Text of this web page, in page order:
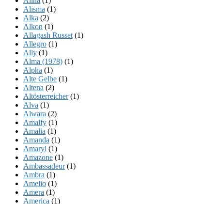
Alisma (1)
Alka (2)
Alkon (1)
Allagash Russet (1)
Allegro (1)
Ally (1)
Alma (1978) (1)
Alpha (1)
Alte Gelbe (1)
Altena (2)
Altösterreicher(1)
Alva (1)
Alwara (2)
Amalfy (1)
Amalia (1)
Amanda (1)
Amaryl (1)
Amazone (1)
Ambassadeur(1)
Ambra (1)
Amelio (1)
Amera (1)
America (1)